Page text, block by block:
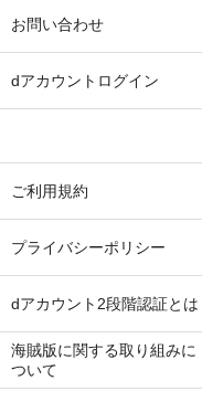
お問い合わせ
dアカウントログイン
ご利用規約
プライバシーポリシー
dアカウント2段階認証とは
海賊版に関する取り組みに
ついて